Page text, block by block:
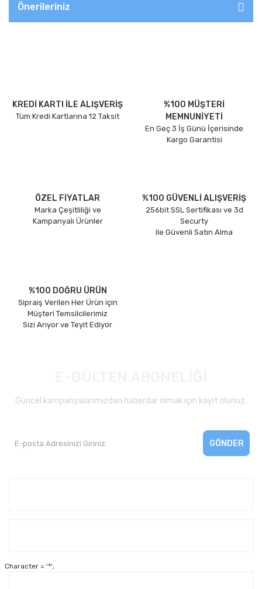
Önerileriniz
KREDİ KARTI İLE ALIŞVERİŞ
Tüm Kredi Kartlarına 12 Taksit
%100 MÜŞTERİ
MEMNUNİYETİ
En Geç 3 İş Günü İçerisinde
Kargo Garantisi
ÖZEL FİYATLAR
Marka Çeşitliliği ve
Kampanyalı Ürünler
%100 GÜVENLİ ALIŞVERİŞ
256bit SSL Sertifikası ve 3d
Securty
ile Güvenli Satın Alma
%100 DOĞRU ÜRÜN
Sipraiş Verilen Her Ürün için
Müşteri Temsilcilerimiz
Sizi Arıyor ve Teyit Ediyor
Güncel kampanyalarımızdan haberdar olmak için kayıt olunuz.
GÖNDER
Character = '*';